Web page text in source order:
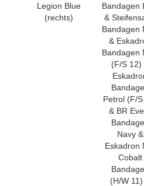
Legion Blue
(rechts)
Bandagen
&
Bandagen
&
Bandagen
(F/S 12)
Petrol (F/
& BR
Navy &
Eskadron
Cobalt
(H/W